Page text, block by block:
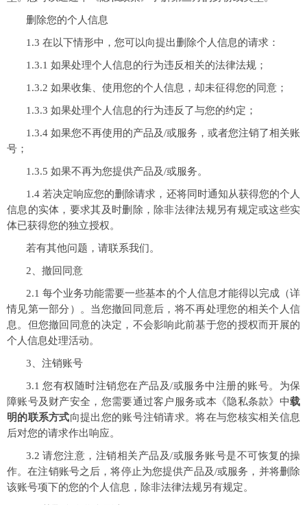
删除您的个人信息
1.3 在以下情形中，您可以向提出删除个人信息的请求：
1.3.1 如果处理个人信息的行为违反相关的法律法规；
1.3.2 如果收集、使用您的个人信息，却未征得您的同意；
1.3.3 如果处理个人信息的行为违反了与您的约定；
1.3.4 如果您不再使用的产品及/或服务，或者您注销了相关账
号；
1.3.5 如果不再为您提供产品及/或服务。
1.4 若决定响应您的删除请求，还将同时通知从获得您的个人
信息的实体，要求其及时删除，除非法律法规另有规定或这些实
体已获得您的独立授权。
若有其他问题，请联系我们。
2、撤回同意
2.1 每个业务功能需要一些基本的个人信息才能得以完成（详
情见第一部分）。当您撤回同意后，将不再处理您的相关个人信
息。但您撤回同意的决定，不会影响此前基于您的授权而开展的
个人信息处理活动。
3、注销账号
3.1 您有权随时注销您在产品及/或服务中注册的账号。为保
障账号及财产安全，您需要通过客户服务或本《隐私条款》中载
明的联系方式向提出您的账号注销请求。将在与您核实相关信息
后对您的请求作出响应。
3.2 请您注意，注销相关产品及/或服务账号是不可恢复的操
作。在注销账号之后，将停止为您提供产品及/或服务，并将删除
该账号项下的您的个人信息，除非法律法规另有规定。